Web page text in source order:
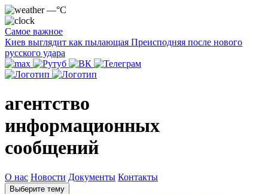
—°C
Самое важное
Киев выглядит как пылающая Преисподняя после нового
русского удара
агентство
информационных
сообщений
О нас Новости Документы Контакты
Выберите тему